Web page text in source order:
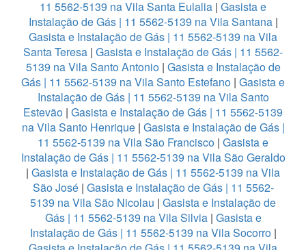
11 5562-5139 na Vila Santa Eulalia | Gasista e
Instalação de Gás | 11 5562-5139 na Vila Santana|
Gasista e Instalação de Gás | 11 5562-5139 na Vila
Santa Teresa | Gasista e Instalação de Gás | 11 5562-
5139 na Vila Santo Antonio| Gasista e Instalação de
Gás | 11 5562-5139 na Vila Santo Estefano | Gasista e
Instalação de Gás | 11 5562-5139 na Vila Santo
Estevão | Gasista e Instalação de Gás | 11 5562-5139
na Vila Santo Henrique| Gasista e Instalação de Gás |
11 5562-5139 na Vila São Francisco | Gasista e
Instalação de Gás | 11 5562-5139 na Vila São Geraldo
| Gasista e Instalação de Gás | 11 5562-5139 na Vila
São José| Gasista e Instalação de Gás | 11 5562-
5139 na Vila São Nicolau | Gasista e Instalação de
Gás | 11 5562-5139 na Vila Silvia| Gasista e
Instalação de Gás | 11 5562-5139 na Vila Socorro|